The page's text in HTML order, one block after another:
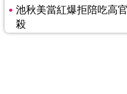
池秋美當紅爆拒陪吃高
殺